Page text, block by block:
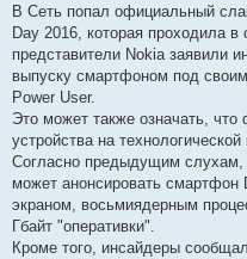
о
щ
е
и
е
В Сеть попал официальный
Day 2016, которая проходила в
представители Nokia заявили
выпуску смартфоном под
Power User.
Это может также означать,
устройства на
Согласно предыдущим слухам,
может анонсировать смартфон
экраном, восьмиядерным
Гбайт "оперативки".
Кроме того, инсайдеры